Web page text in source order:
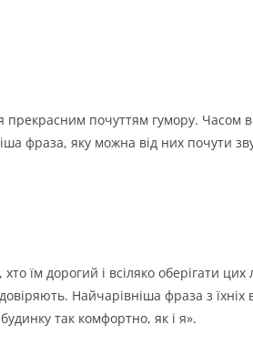
прекрасним почуттям гумору. Часом
фраза, яку можна від них почути
їм дорогий і всіляко оберігати
Найчарівніша фраза з їхніх
так комфортно, як і я».